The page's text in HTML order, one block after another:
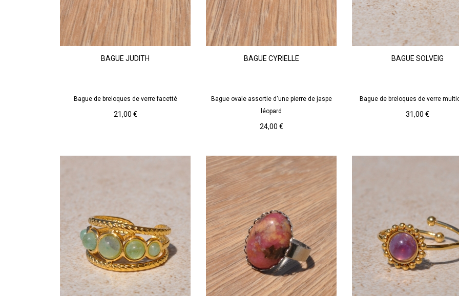
BAGUE JUDITH
Bague de breloques de verre facetté
Prix
21,00 €
AJOUTER AU PANIER
BAGUE CYRIELLE
Bague ovale assortie d'une pierre de jaspe
léopard
Prix
24,00 €
Argenté
AJOUTER AU PANIER
BAGUE SOLVEIG
Bague de breloques de verre
Prix
31,00 €
AJOUTER AU PANIER